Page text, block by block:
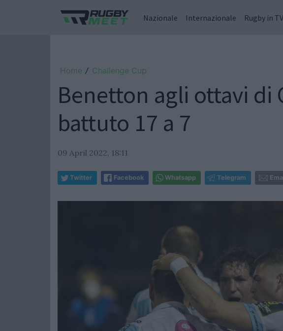
Nazionale Internazionale Rugby in TV
Home / Challenge Cup
Benetton agli ottavi di
battuto 17 a 7
09 April 2022, 18:11
Twitter Facebook Whatsapp Telegram